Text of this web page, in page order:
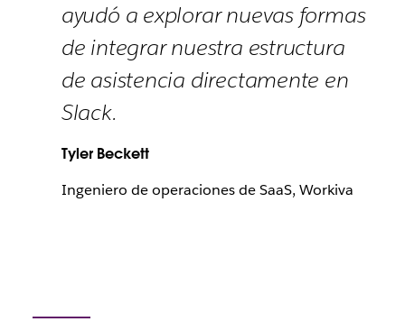
ayudó a explorar nuevas formas
de integrar nuestra estructura
de asistencia directamente en
Slack.
Tyler Beckett
Ingeniero de operaciones de SaaS, Workiva